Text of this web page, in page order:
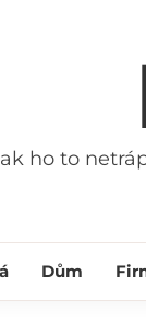
ho to
Dům